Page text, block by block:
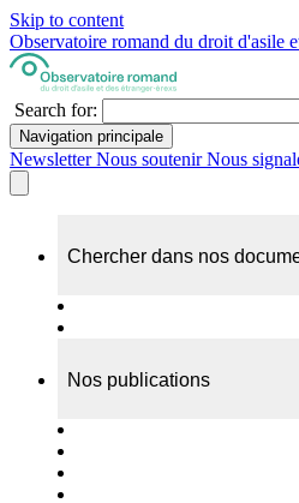
Skip to content
Observatoire romand du droit d'asile
Search for:
Navigation principale
NewsletterNous soutenirNous
Chercher dans nos
Nos publications